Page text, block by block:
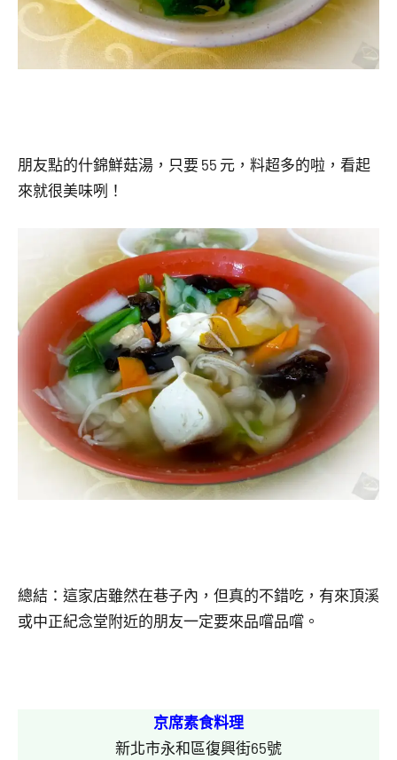
朋友點的什錦鮮菇湯，只要 55 元，料超多的啦，看起
來就很美味咧！
總結：這家店雖然在巷子內，但真的不錯吃，有來頂溪
或中正紀念堂附近的朋友一定要來品嚐品嚐。
京席素食料理
新北市永和區復興街65號